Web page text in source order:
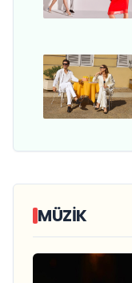
MÜZIK